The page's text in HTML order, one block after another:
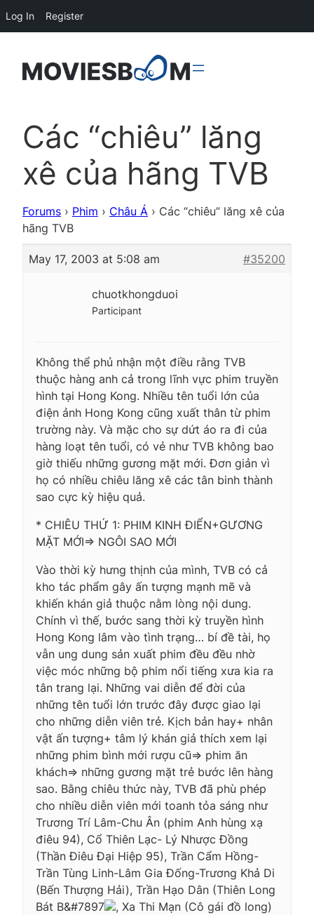
Các “chiêu” lăng
xê của hãng TVB
Forums › Phim › Châu Á › Các “chiêu” lăng xê của
hãng TVB
May 17, 2003 at 5:08 am #35200
chuotkhongduoi
Participant
Không thể phủ nhận một điều rằng TVB
thuộc hàng anh cả trong lĩnh vực phim truyền
hình tại Hong Kong. Nhiều tên tuổi lớn của
điện ảnh Hong Kong cũng xuất thân từ phim
trường này. Và mặc cho sự dứt áo ra đi của
hàng loạt tên tuổi, có vẻ như TVB không bao
giờ thiếu những gương mặt mới. Đơn giản vì
họ có nhiều chiêu lăng xê các tân binh thành
sao cực kỳ hiệu quả.
* CHIÊU THỨ 1: PHIM KINH ĐIỂN+GƯƠNG
MẶT MỚI=> NGÔI SAO MỚI
Vào thời kỳ hưng thịnh của mình, TVB có cả
kho tác phẩm gây ấn tượng mạnh mẽ và
khiến khán giả thuộc nằm lòng nội dung.
Chính vì thế, bước sang thời kỳ truyền hình
Hong Kong lâm vào tình trạng… bí đề tài, họ
vẫn ung dung sản xuất phim đều đều nhờ
việc móc những bộ phim nổi tiếng xưa kia ra
tân trang lại. Những vai diễn để đời của
những tên tuổi lớn trước đây được giao lại
cho những diễn viên trẻ. Kịch bản hay+ nhân
vật ấn tượng+ tâm lý khán giả thích xem lại
những phim bình mới rượu cũ=> phim ăn
khách=> những gương mặt trẻ bước lên hàng
sao. Bằng chiêu thức này, TVB đã phù phép
cho nhiều diễn viên mới toanh tỏa sáng như
Trương Trí Lâm-Chu Ân (phim Anh hùng xạ
điêu 94), Cổ Thiên Lạc- Lý Nhược Đồng
(Thần Điêu Đại Hiệp 95), Trần Cẩm Hồng-
Trần Tùng Linh-Lâm Gia Đống-Trương Khả Di
(Bến Thượng Hải), Trần Hạo Dân (Thiên Long
Bát B&#7897
, Xa Thi Mạn (Cô gái đồ long)
Log In Register